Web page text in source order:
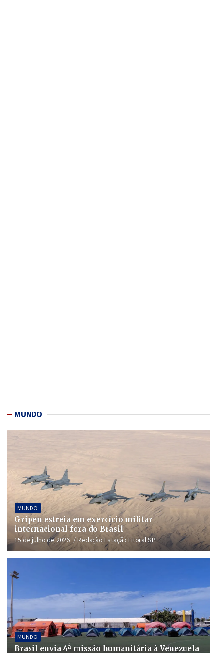
MUNDO
MUNDO
Gripen estreia em exercício militar
internacional fora do Brasil
15 de julho de 2026 Redação Estação Litoral SP
MUNDO
Brasil envia 4ª missão humanitária à Venezuela